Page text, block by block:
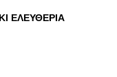
ΕΛΕΥΘΕΡΙΑ